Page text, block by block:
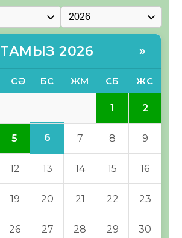
ТАМЫЗ 2026 »
СӘ БС ЖМ СБ ЖС
1 2
5 6 7 8 9
12 13 14 15 16
19 20 21 22 23
26 27 28 29 30